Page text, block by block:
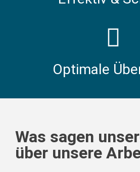
Optimale
Was sagen
über unsere